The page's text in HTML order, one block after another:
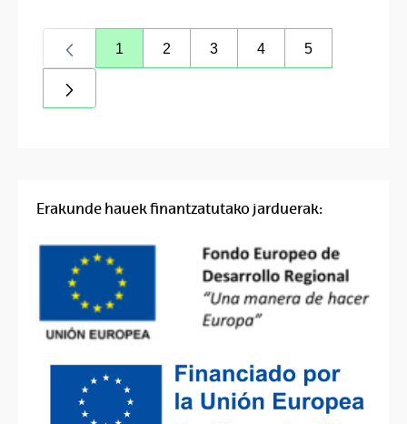
Page
1
Page
2
Page
3
Page
4
Page
5
Erakunde hauek finantzatutako jarduerak: